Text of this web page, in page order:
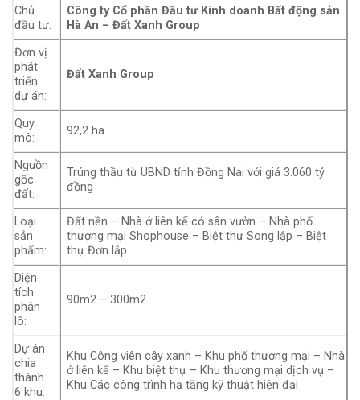
Chủ
đầu tư:
Công ty Cổ phần Đầu tư Kinh doanh Bất động sản
Hà An – Đất Xanh Group
Đơn vị
phát
triển
dự án:
Đất Xanh Group
Quy
mô:
92,2 ha
Nguồn
gốc
đất:
Trúng thầu từ UBND tỉnh Đồng Nai với giá 3.060 tỷ
đồng
Loại
sản
phẩm:
Đất nền – Nhà ở liên kế có sân vườn – Nhà phố
thượng mại Shophouse – Biệt thự Song lập – Biệt
thự Đơn lập
Diện
tích
phân
lô:
90m2 – 300m2
Dự án
chia
thành
6 khu:
Khu Công viên cây xanh – Khu phố thương mại – Nhà
ở liên kế – Khu biệt thự – Khu thương mại dịch vụ –
Khu Các công trình hạ tầng kỹ thuật hiện đại